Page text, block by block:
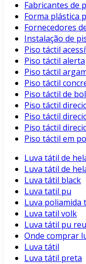
Fabricantes de
Forma plástica
Fornecedores
Instalação de
Piso táctil
Piso táctil alerta
Piso táctil
Piso táctil
Piso táctil de
Piso táctil
Piso táctil
Piso táctil
Piso táctil em
Luva tátil de
Luva tátil de
Luva tátil black
Luva tatil pu
Luva poliamida
Luva tatil volk
Luva tátil pu
Onde comprar
Luva tátil
Luva tátil preta